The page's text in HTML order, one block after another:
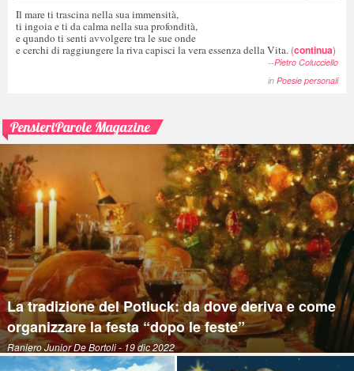
Il mare ti trascina nella sua immensità,
ti ingoia e ti da calma nella sua profondità,
e quando ti senti avvolgere tra le sue onde
e cerchi di raggiungere la riva capisci la vera essenza della Vita. (continua)
--Pietro Colucciello
in Poesie personali
PensieriParole Magazine
La tradizione del Potluck: da dove deriva e come
organizzare la festa “dopo le feste”
Raniero Junior De Bortoli- 19 dic 2022